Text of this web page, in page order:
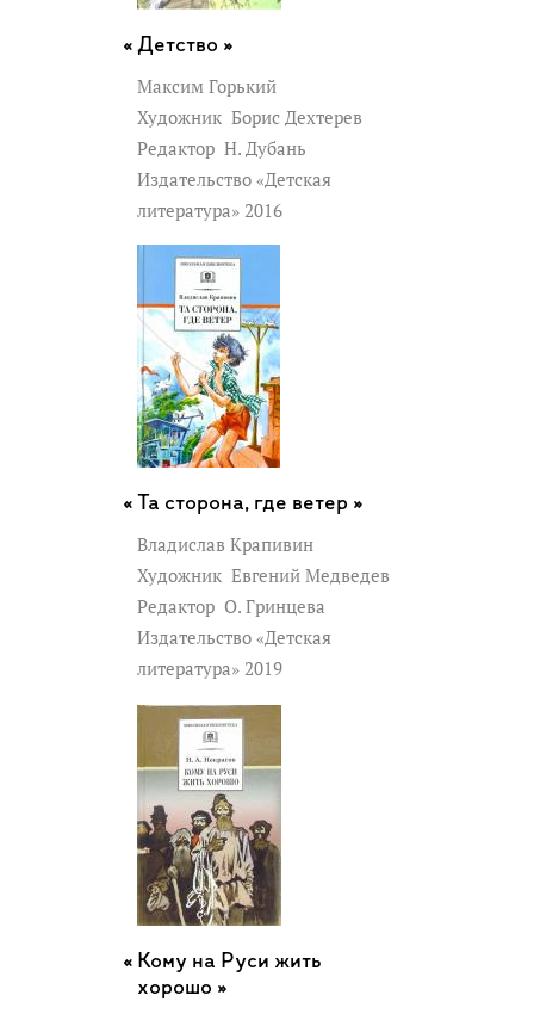
Детство »
Максим Горький
Художник Борис Дехтерев
Редактор Н. Дубань
Издательство «Детская
литература» 2016
Та сторона, где ветер »
Владислав Крапивин
Художник Евгений Медведев
Редактор О. Гринцева
Издательство «Детская
литература» 2019
Кому на Руси жить
хорошо »